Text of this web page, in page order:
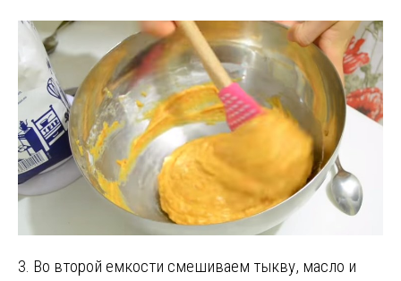
3. Во второй емкости смешиваем тыкву, масло и